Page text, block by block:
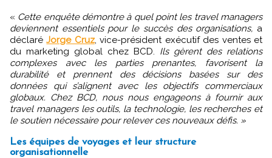
« Cette enquête démontre à quel point les travel managers
deviennent essentiels pour le succès des organisations, a
déclaréJorge Cruz, vice-président exécutif des ventes et
du marketing global chez BCD. Ils gèrent des relations
complexes avec les parties prenantes, favorisent la
durabilité et prennent des décisions basées sur des
données qui s’alignent avec les objectifs commerciaux
globaux. Chez BCD, nous nous engageons à fournir aux
travel managers les outils, la technologie, les recherches et
le soutien nécessaire pour relever ces nouveaux défis. »
Les équipes de voyages et leur structure
organisationnelle